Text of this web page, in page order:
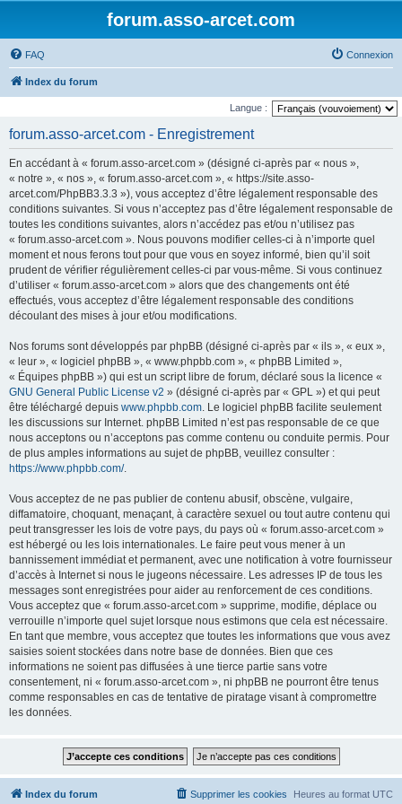
forum.asso-arcet.com
FAQ Connexion
Index du forum
Langue :
forum.asso-arcet.com - Enregistrement
En accédant à « forum.asso-arcet.com » (désigné ci-après par « nous »,
« notre », « nos », « forum.asso-arcet.com », « https://site.asso-
arcet.com/PhpBB3.3.3 »), vous acceptez d’être légalement responsable des
conditions suivantes. Si vous n’acceptez pas d’être légalement responsable de
toutes les conditions suivantes, alors n’accédez pas et/ou n’utilisez pas
« forum.asso-arcet.com ». Nous pouvons modifier celles-ci à n’importe quel
moment et nous ferons tout pour que vous en soyez informé, bien qu’il soit
prudent de vérifier régulièrement celles-ci par vous-même. Si vous continuez
d’utiliser « forum.asso-arcet.com » alors que des changements ont été
effectués, vous acceptez d’être légalement responsable des conditions
découlant des mises à jour et/ou modifications.
Nos forums sont développés par phpBB (désigné ci-après par « ils », « eux »,
« leur », « logiciel phpBB », « www.phpbb.com », « phpBB Limited »,
« Équipes phpBB ») qui est un script libre de forum, déclaré sous la licence «
GNU General Public License v2 » (désigné ci-après par « GPL ») et qui peut
être téléchargé depuis www.phpbb.com. Le logiciel phpBB facilite seulement
les discussions sur Internet. phpBB Limited n’est pas responsable de ce que
nous acceptons ou n’acceptons pas comme contenu ou conduite permis. Pour
de plus amples informations au sujet de phpBB, veuillez consulter :
https://www.phpbb.com/.
Vous acceptez de ne pas publier de contenu abusif, obscène, vulgaire,
diffamatoire, choquant, menaçant, à caractère sexuel ou tout autre contenu qui
peut transgresser les lois de votre pays, du pays où « forum.asso-arcet.com »
est hébergé ou les lois internationales. Le faire peut vous mener à un
bannissement immédiat et permanent, avec une notification à votre fournisseur
d’accès à Internet si nous le jugeons nécessaire. Les adresses IP de tous les
messages sont enregistrées pour aider au renforcement de ces conditions.
Vous acceptez que « forum.asso-arcet.com » supprime, modifie, déplace ou
verrouille n’importe quel sujet lorsque nous estimons que cela est nécessaire.
En tant que membre, vous acceptez que toutes les informations que vous avez
saisies soient stockées dans notre base de données. Bien que ces
informations ne soient pas diffusées à une tierce partie sans votre
consentement, ni « forum.asso-arcet.com », ni phpBB ne pourront être tenus
comme responsables en cas de tentative de piratage visant à compromettre
les données.
Index du forum Heures au format UTC
Supprimer les cookies